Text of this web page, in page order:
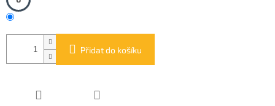
Přidat do košíku